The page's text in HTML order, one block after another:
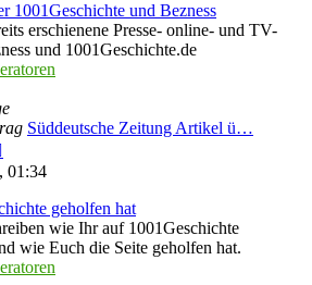
1001Geschichte und Bezness
erschienene Presse- online- und TV-
und 1001Geschichte.de
Süddeutsche Zeitung Artikel ü…
Beitrag
01:34
geholfen hat
wie Ihr auf 1001Geschichte
wie Euch die Seite geholfen hat.